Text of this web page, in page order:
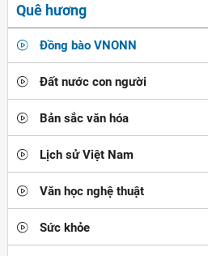
Quê hương
Đồng bào VNONN
Đất nước con người
Bản sắc văn hóa
Lịch sử Việt Nam
Văn học nghệ thuật
Sức khỏe